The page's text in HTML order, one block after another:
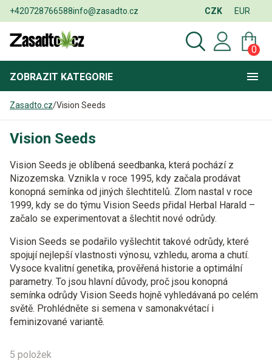
+420728766588info@zasadto.cz CZK EUR
0
ZOBRAZIT KATEGORIE
Zasadto.cz/Vision Seeds
Vision Seeds
Vision Seeds je oblíbená seedbanka, která pochází z
Nizozemska. Vznikla v roce 1995, kdy začala prodávat
konopná semínka od jiných šlechtitelů. Zlom nastal v roce
1999, kdy se do týmu Vision Seeds přidal Herbal Harald –
začalo se experimentovat a šlechtit nové odrůdy.
Vision Seeds se podařilo vyšlechtit takové odrůdy, které
spojujínejlepší vlastnosti výnosu, vzhledu, aroma a chutí.
Vysoce kvalitní genetika, prověřená historie a optimální
parametry. To jsou hlavní důvody, proč jsou konopná
semínka odrůdy Vision Seeds hojně vyhledávaná po celém
světě. Prohlédněte si semena v samonakvétací i
feminizované variantě.
5 položek